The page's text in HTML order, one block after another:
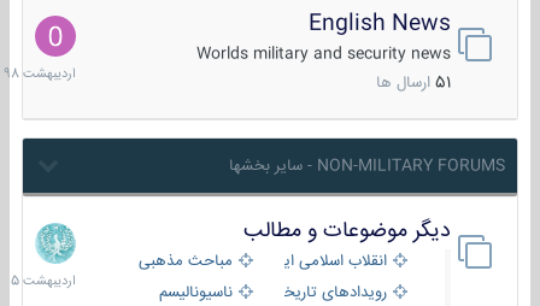
English News
Worlds military and security news
51 ارسال ها
10
1398
NON-MILITARY FORUMS - سایر بخشها
دیگر موضوعات و مطالب
انقلاب اسلامی ایران
مباحث مذهبی
رویدادهای تاریخی و مذهبیناسیونالیسم
8
1405